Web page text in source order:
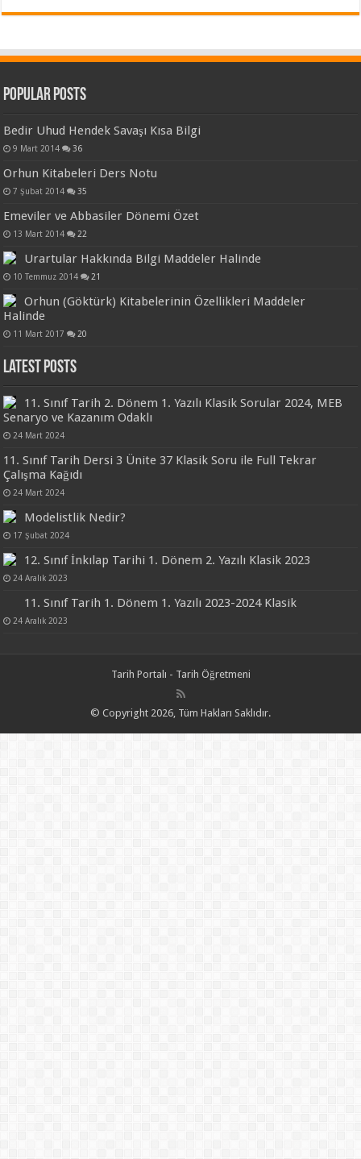
Popular Posts
Bedir Uhud Hendek Savaşı Kısa Bilgi
9 Mart 2014 36
Orhun Kitabeleri Ders Notu
7 Şubat 2014 35
Emeviler ve Abbasiler Dönemi Özet
13 Mart 2014 22
Urartular Hakkında Bilgi Maddeler Halinde
10 Temmuz 2014 21
Orhun (Göktürk) Kitabelerinin Özellikleri Maddeler
Halinde
11 Mart 2017 20
Latest Posts
11. Sınıf Tarih 2. Dönem 1. Yazılı Klasik Sorular 2024, MEB
Senaryo ve Kazanım Odaklı
24 Mart 2024
11. Sınıf Tarih Dersi 3 Ünite 37 Klasik Soru ile Full Tekrar
Çalışma Kağıdı
24 Mart 2024
Modelistlik Nedir?
17 Şubat 2024
12. Sınıf İnkılap Tarihi 1. Dönem 2. Yazılı Klasik 2023
24 Aralık 2023
11. Sınıf Tarih 1. Dönem 1. Yazılı 2023-2024 Klasik
24 Aralık 2023
Tarih Portalı - Tarih Öğretmeni
© Copyright 2026, Tüm Hakları Saklıdır.